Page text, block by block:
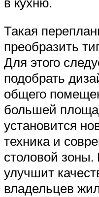
Такая
преобразить
Для этого
подобрать
общего
большей
установится
техника и
столовой
улучшит
владельцев